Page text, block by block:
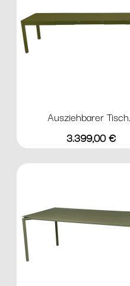
Ausziehbarer
Preis
3.399,00 €